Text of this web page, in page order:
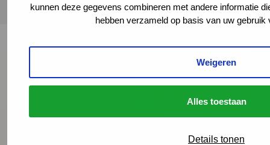
kunnen deze gegevens combineren met andere informatie
hebben verzameld op basis van uw gebruik
Weigeren
Alles toestaan
Details tonen